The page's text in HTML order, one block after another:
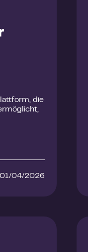
die
01/04/2026